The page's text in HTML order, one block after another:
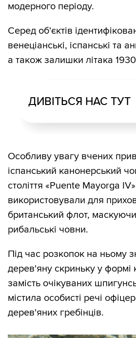
модерного періоду.
Серед об'єктів
венеціанські, іспанські та
а також залишки літака
ДИВІТЬСЯ НАС ТУТ
Особливу увагу вчених
іспанський канонерський
століття «Puente Mayorga
використовували для
британський флот,
рибальські човни.
Під час розкопок на ньому
дерев'яну скриньку у формі
замість очікуваних
містила особисті речі
дерев'яних гребінців.